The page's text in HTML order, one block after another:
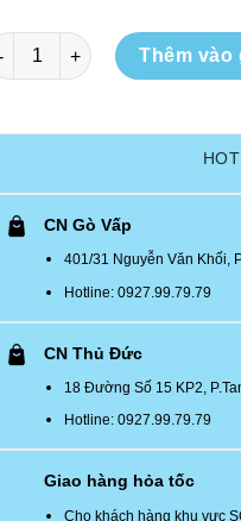
cụ kẹp tập chân,
Thêm vào
CN Gò Vấp
401/31 Nguyễn Văn Khối,
Hotline: 0927.99.79.79
CN Thủ Đức
18 Đường Số 15 KP2,
Hotline: 0927.99.79.79
Giao hàng hỏa tốc
Cho khách hàng khu vực